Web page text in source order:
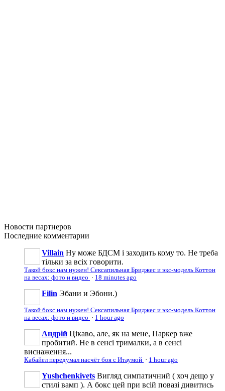
Новости партнеров
Последние комментарии
Villain Ну може БДСМ і заходить кому то. Не треба
тільки за всіх говорити.
Такой бокс нам нужен! Сексапильная Бриджес и экс-модель Коттон
на весах: фото и видео · 18 minutes ago
Filin Эбани и Эбони.)
Такой бокс нам нужен! Сексапильная Бриджес и экс-модель Коттон
на весах: фото и видео · 1 hour ago
Андрій Цікаво, але, як на мене, Паркер вже
пробитий. Не в сенсі трималки, а в сенсі
виснаження...
Кабайел передумал насчёт боя с Итаумой · 1 hour ago
Yushchenkivets Вигляд симпатичний ( хоч дещо у
стилі вамп ). А бокс цей при всій повазі дивитись